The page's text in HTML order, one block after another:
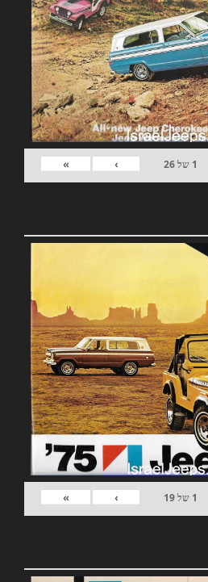
1 של26
›
»
1 של19
›
»